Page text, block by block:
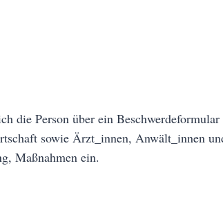
die Person über ein Beschwerdeformular
sowie Ärzt_innen, Anwält_innen
Maßnahmen ein.